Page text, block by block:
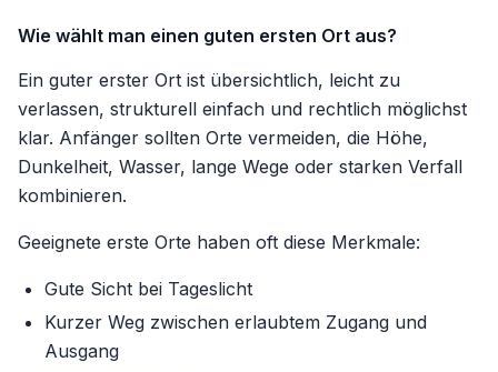
Wie wählt man einen guten ersten Ort aus?
Ein guter erster Ort ist übersichtlich, leicht zu
verlassen, strukturell einfach und rechtlich möglichst
klar. Anfänger sollten Orte vermeiden, die Höhe,
Dunkelheit, Wasser, lange Wege oder starken Verfall
kombinieren.
Geeignete erste Orte haben oft diese Merkmale:
Gute Sicht bei Tageslicht
Kurzer Weg zwischen erlaubtem Zugang und
Ausgang